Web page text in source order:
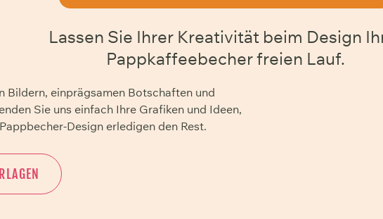
Lassen Sie Ihrer Kreativität beim Design
Pappkaffeebecher freien Lauf.
Bildern, einprägsamen Botschaften und
Sie uns einfach Ihre Grafiken und Ideen,
Design erledigen den Rest.